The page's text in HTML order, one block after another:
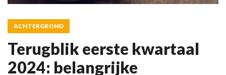
ACHTERGROND
Terugblik eerste kwartaal
2024: belangrijke